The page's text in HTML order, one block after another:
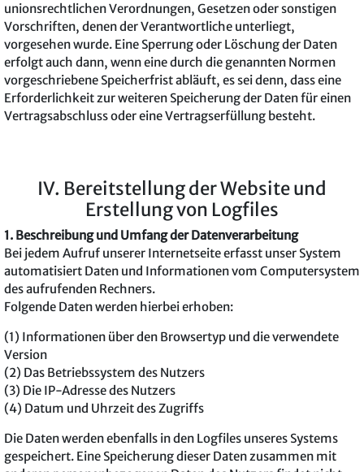
unionsrechtlichen Verordnungen, Gesetzen oder sonstigen
Vorschriften, denen der Verantwortliche unterliegt,
vorgesehen wurde. Eine Sperrung oder Löschung der Daten
erfolgt auch dann, wenn eine durch die genannten Normen
vorgeschriebene Speicherfrist abläuft, es sei denn, dass eine
Erforderlichkeit zur weiteren Speicherung der Daten für einen
Vertragsabschluss oder eine Vertragserfüllung besteht.
IV. Bereitstellung der Website und
Erstellung von Logfiles
1. Beschreibung und Umfang der Datenverarbeitung
Bei jedem Aufruf unserer Internetseite erfasst unser System
automatisiert Daten und Informationen vom Computersystem
des aufrufenden Rechners.
Folgende Daten werden hierbei erhoben:
(1) Informationen über den Browsertyp und die verwendete
Version
(2) Das Betriebssystem des Nutzers
(3) Die IP-Adresse des Nutzers
(4) Datum und Uhrzeit des Zugriffs
Die Daten werden ebenfalls in den Logfiles unseres Systems
gespeichert. Eine Speicherung dieser Daten zusammen mit